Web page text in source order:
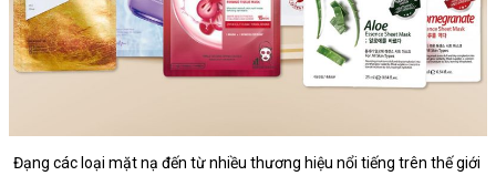
Đạng các loại mặt nạ đến từ nhiều thương hiệu nổi tiếng trên thế giới